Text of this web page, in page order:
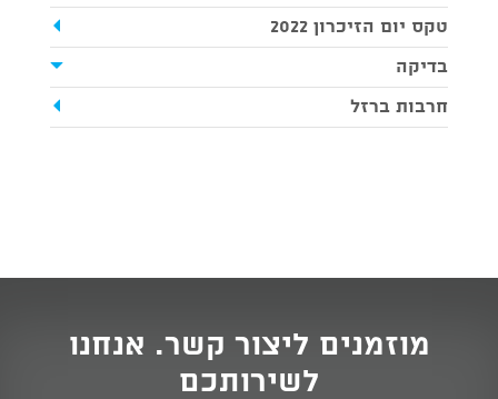
טקס יום הזיכרון 2022
בדיקה
חרבות ברזל
מוזמנים ליצור קשר. אנחנו
לשירותכם